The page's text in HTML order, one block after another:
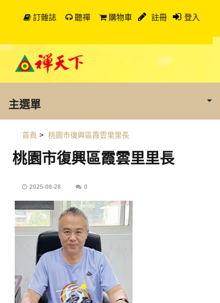
訂雜誌 聽禪 購物車 註冊 登入
主選單
首頁 > 桃園市復興區霞雲里里長
桃園市復興區霞雲里里長
2025-08-28 0